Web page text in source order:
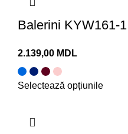
Balerini KYW161-
MDL
Selectează opțiunile